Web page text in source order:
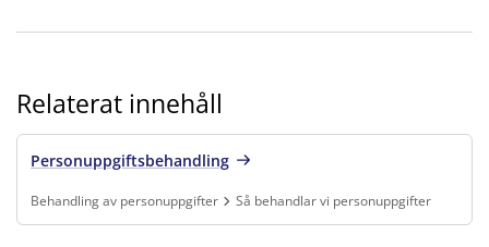
Relaterat innehåll
Personuppgiftsbehandling
Behandling av personuppgifter
Så behandlar vi personuppgifter
Finns under:Behandling av personuppgifter, Så behandlar vi